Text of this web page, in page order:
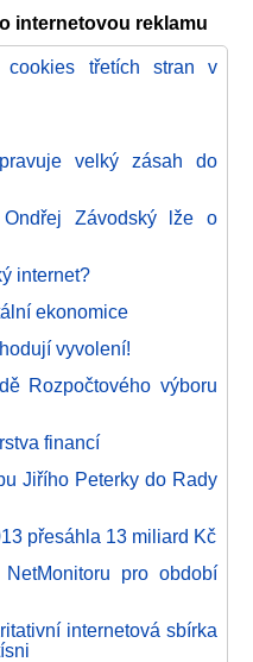
internetovou reklamu
cookies třetích stran v
velký zásah do
Závodský lže o
internet?
ekonomice
vyvolení!
Rozpočtového výboru
financí
Jiřího Peterky do Rady
přesáhla 13 miliard Kč
pro období
internetová sbírka